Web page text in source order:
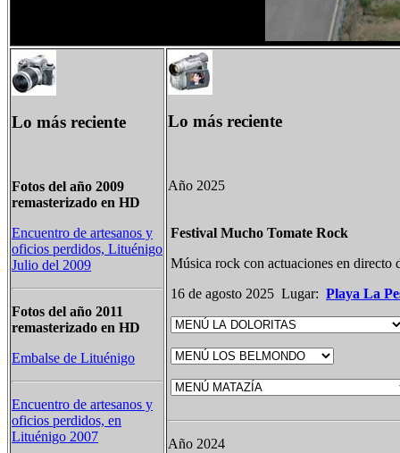
Lo más reciente
Fotos del año 2009
remasterizado en HD
Encuentro de artesanos y
oficios perdidos, Lituénigo
Julio del 2009
Fotos del año 2011
remasterizado en HD
Embalse de Lituénigo
Encuentro de artesanos y
oficios perdidos, en
Lituénigo 2007
Lo más reciente
Año 2025
Festival Mucho Tomate Rock
Música rock con actuaciones en
16 de agosto 2025 Lugar: Playa La
Año 2024